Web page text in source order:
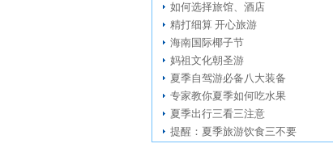
如何选择旅馆、酒店
精打细算 开心旅游
海南国际椰子节
妈祖文化朝圣游
夏季自驾游必备八大装备
专家教你夏季如何吃水果
夏季出行三看三注意
提醒：夏季旅游饮食三不要